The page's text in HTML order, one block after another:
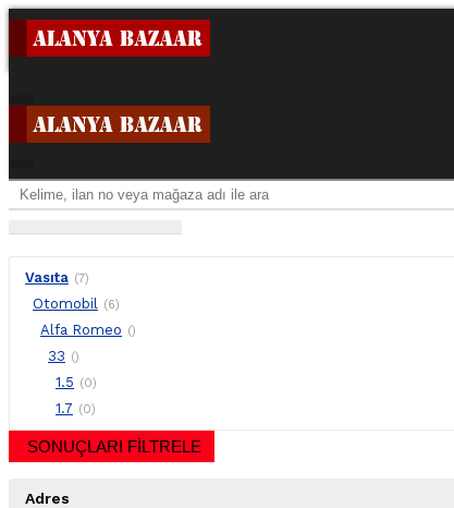
Vasıta (7)
Otomobil (6)
Alfa Romeo ()
33 ()
1.5 (0)
1.7 (0)
SONUÇLARI FİLTRELE
Adres